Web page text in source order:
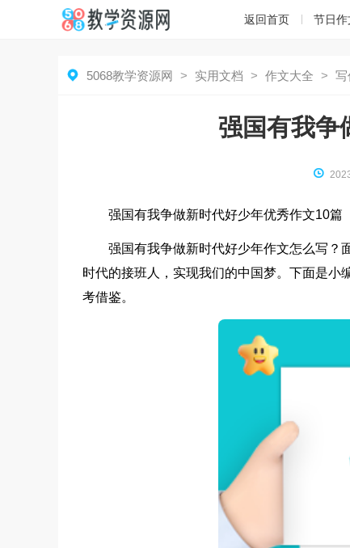
返回首页 节日作
 5068教学资源网 > 实用文档 > 作文大全 > 写
强国有我争

强国有我争做新时代好少年优秀作文10篇
强国有我争做新时代好少年作文怎么写？
时代的接班人，实现我们的中国梦。下面是小
考借鉴。